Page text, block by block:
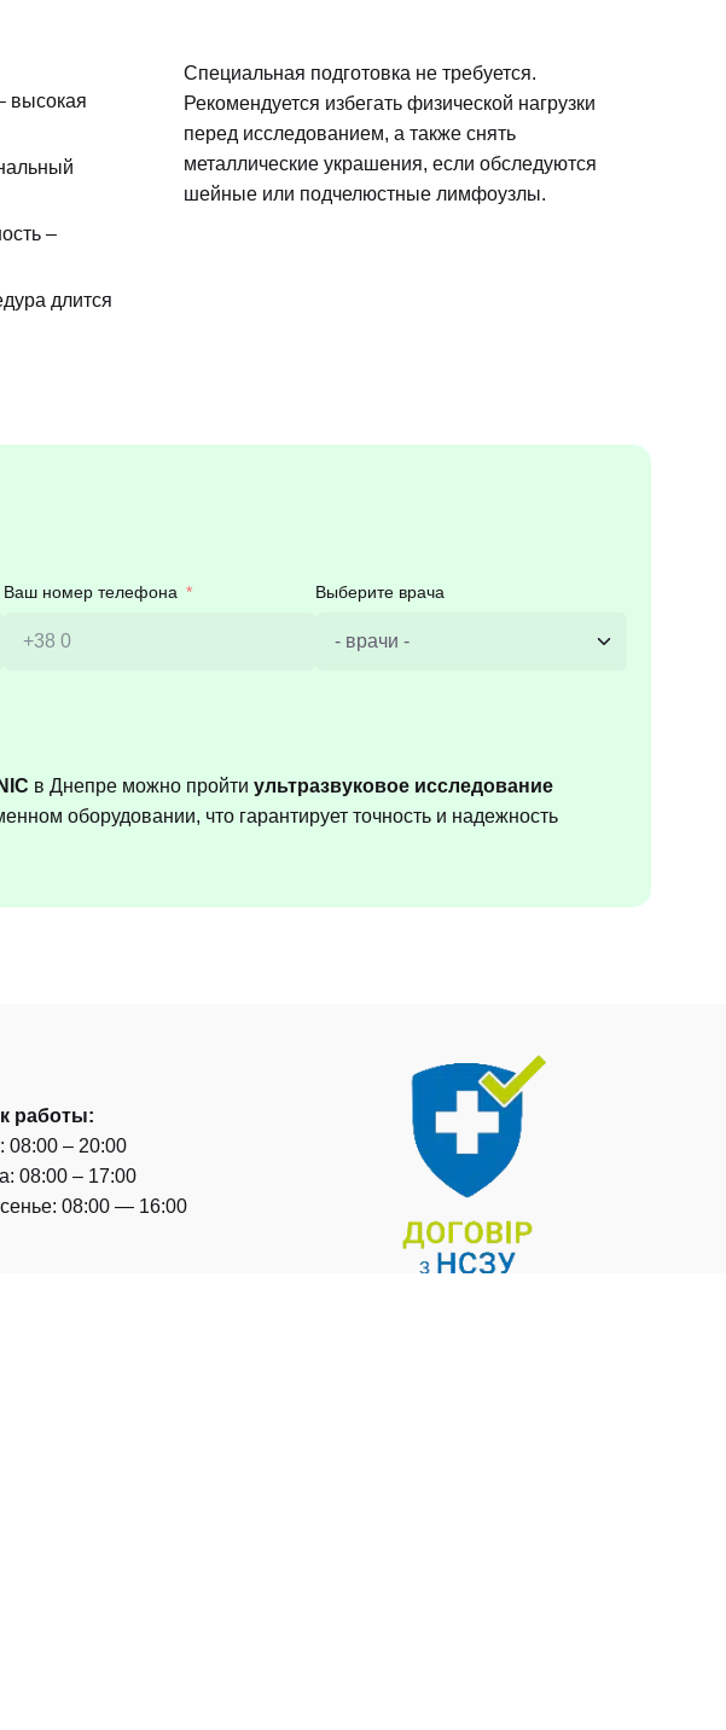
высокая
–
длится
Специальная подготовка не требуется.
Рекомендуется избегать физической нагрузки
перед исследованием, а также снять
металлические украшения, если обследуются
шейные или подчелюстные лимфоузлы.
Ваш номер телефона Выберите врача
в Днепре можно пройти ультразвуковое исследование
оборудовании, что гарантирует точность и надежность
работы:
08:00 – 20:00
08:00 – 17:00
08:00 — 16:00